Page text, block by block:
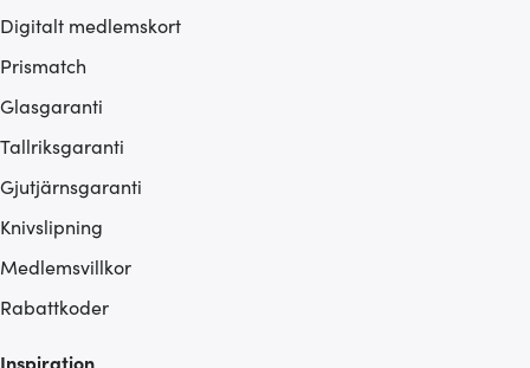
Digitalt medlemskort
Prismatch
Glasgaranti
Tallriksgaranti
Gjutjärnsgaranti
Knivslipning
Medlemsvillkor
Rabattkoder
Inspiration